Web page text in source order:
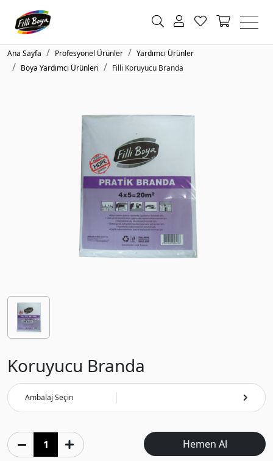
Ana Sayfa Profesyonel Ürünler
Yardımcı Ürünler
Boya Yardımcı Ürünleri
Filli Koruyucu Branda
Koruyucu Branda
Ambalaj Seçin
Hemen Al